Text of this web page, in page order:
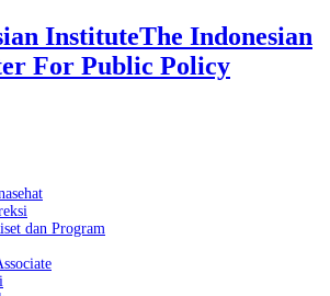
The Indonesian
For Public Policy
dan Program